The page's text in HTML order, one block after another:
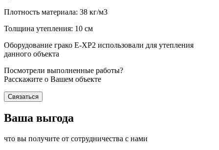
Плотность материала: 38 кг/м3
Толщина утепления: 10 см
Оборудование грако Е-ХР2 использовали для утепления
данного объекта
Посмотрели выполненные работы?
Расскажите о Вашем объекте
Связаться
Ваша выгода
что вы получите от сотрудничества с нами